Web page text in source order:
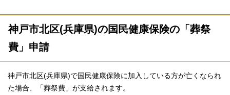
神戸市北区(兵庫県)の国民健康保険の「葬祭
費」申請
神戸市北区(兵庫県)で国民健康保険に加入している方が亡くなられ
た場合、「葬祭費」が支給されます。